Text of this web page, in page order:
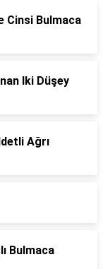
Cinsi Bulmaca
Iki Düşey
Ağrı
Bulmaca